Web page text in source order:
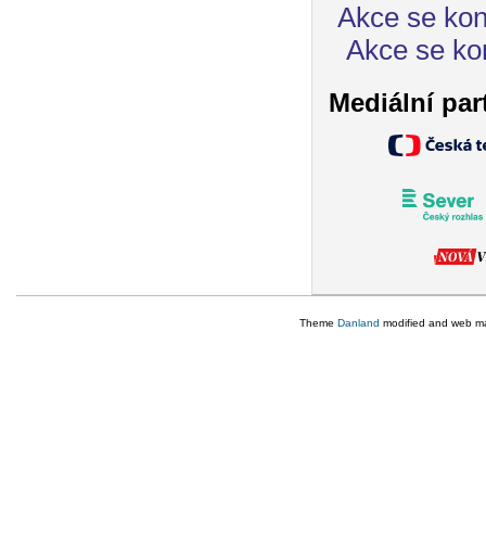
Akce se
Akce se
Mediální
Theme Danland modified and web